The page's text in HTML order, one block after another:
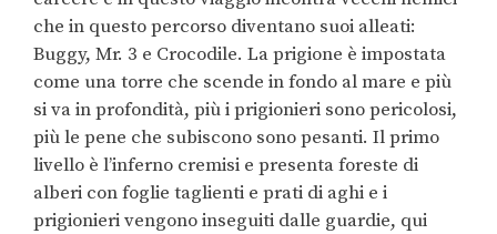
che in questo percorso diventano suoi alleati:
Buggy, Mr. 3 e Crocodile. La prigione è impostata
come una torre che scende in fondo al mare e più
si va in profondità, più i prigionieri sono pericolosi,
più le pene che subiscono sono pesanti. Il primo
livello è l’inferno cremisi e presenta foreste di
alberi con foglie taglienti e prati di aghi e i
prigionieri vengono inseguiti dalle guardie, qui